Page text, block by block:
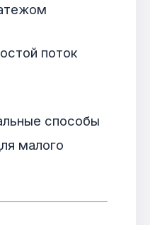
поток
способы
малого